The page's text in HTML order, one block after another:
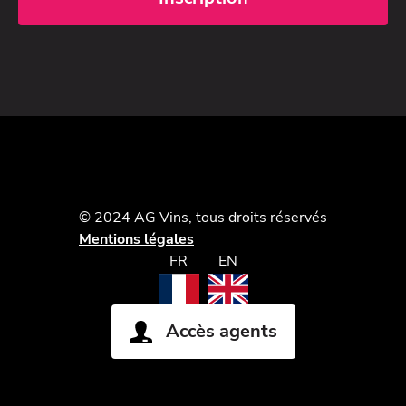
© 2024 AG Vins, tous droits réservés
Mentions légales
FR
EN
Accès agents